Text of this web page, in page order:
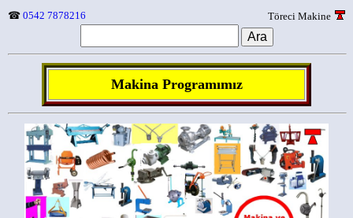
☎ 0542 7878216 Töreci Makine
Makina Programımız